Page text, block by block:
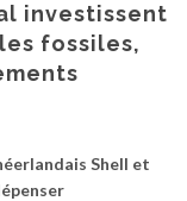
investissent
fossiles,
Shell et